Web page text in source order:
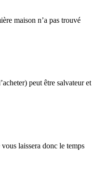
maison n’a pas trouvé
peut être salvateur et
laissera donc le temps